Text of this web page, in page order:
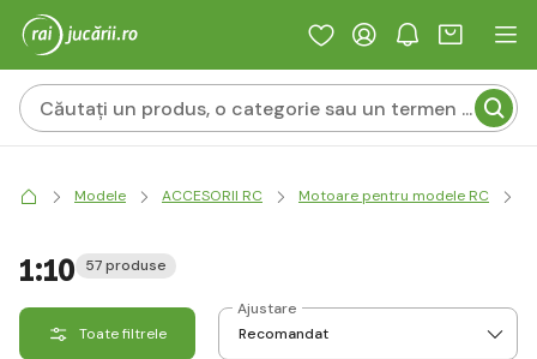
Modele ACCESORII RC Motoare pentru modele RC
1:10 57 produse
Toate filtrele
Ajustare